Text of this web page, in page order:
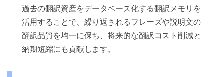
過去の翻訳資産をデータベース化する翻訳メモリを
活用することで、繰り返されるフレーズや説明文の
翻訳品質を均一に保ち、将来的な翻訳コスト削減と
納期短縮にも貢献します。